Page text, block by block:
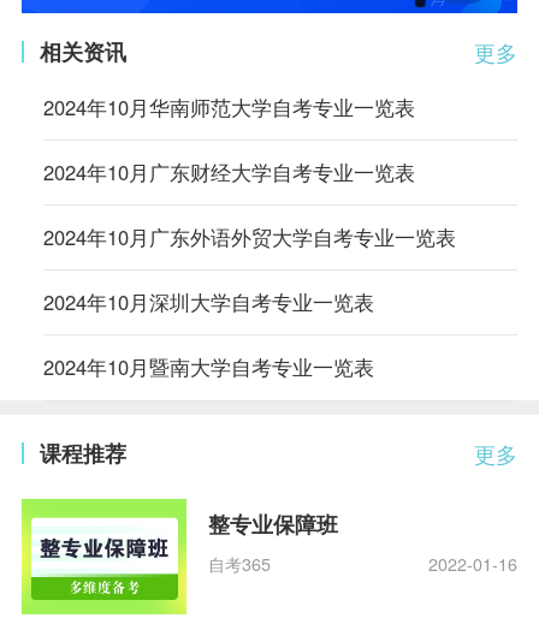
更多
相关资讯
2024年10月华南师范大学自考专业一览表
2024年10月广东财经大学自考专业一览表
2024年10月广东外语外贸大学自考专业一览表
2024年10月深圳大学自考专业一览表
2024年10月暨南大学自考专业一览表
更多
课程推荐
整专业保障班
自考365 2022-01-16